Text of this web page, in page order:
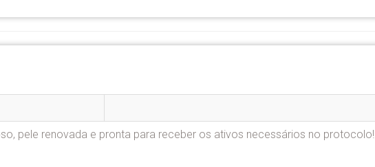
pele renovada e pronta para receber os ativos necessários no protocolo!